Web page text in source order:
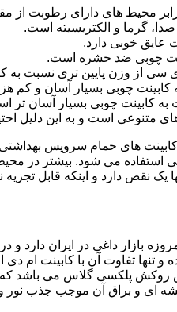
محیط های دارای رطوبت از
گرما و الکتریسیته است.
عایق خوبی دارد.
چوبی ضد حشره است.
سی از وزن پایین تری نسبت
چوبی بسیار آسان و کم
کابینت چوبی بسیار آسان تر
متنوعی است و به این دلیل
کابینت های حمام سرویس
سی استفاده می شود. بیشتر در
یک نقص دارد و اینکه قابل
بازار داغی در ایران
تنها تفاوت آن با کابینت
روکش پلکسی گلاس می باشد
ای و براق آن موجب جذب نور